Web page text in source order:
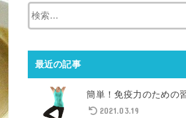
索
最近の記事
簡単！免疫力のための
2021.03.19